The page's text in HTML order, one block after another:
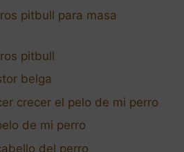
pitbull para masa
pitbull
belga
crecer el pelo de mi perro
de mi perro
del perro